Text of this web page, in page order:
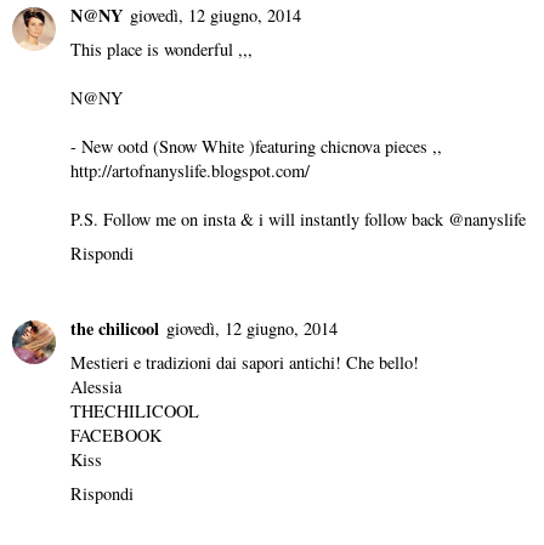
N@NY giovedì, 12 giugno, 2014
This place is wonderful ,,,
N@NY
- New ootd (Snow White )featuring chicnova pieces ,,
http://artofnanyslife.blogspot.com/
P.S. Follow me on insta & i will instantly follow back @nanyslife
Rispondi
the chilicool giovedì, 12 giugno, 2014
Mestieri e tradizioni dai sapori antichi! Che bello!
Alessia
THECHILICOOL
FACEBOOK
Kiss
Rispondi